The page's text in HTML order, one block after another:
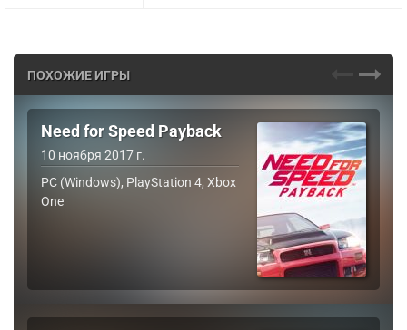
ПОХОЖИЕ ИГРЫ
Need for Speed Payback
10 ноября 2017 г.
PC (Windows), PlayStation 4, Xbox
One